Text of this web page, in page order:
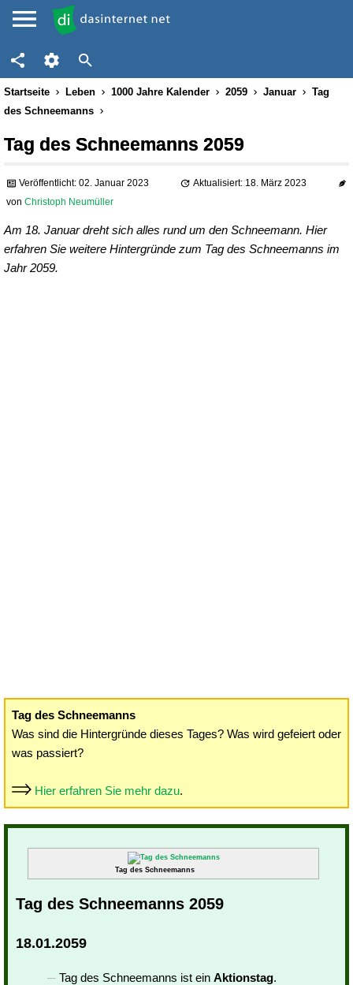
Startseite Leben 1000 Jahre Kalender 2059 Januar
Tag
des Schneemanns
Tag des Schneemanns 2059
Veröffentlicht: 02. Januar 2023
Aktualisiert: 18. März 2023
von Christoph Neumüller
Am 18. Januar dreht sich alles rund um den Schneemann. Hier
erfahren Sie weitere Hintergründe zum Tag des Schneemanns im
Jahr 2059.
Tag des Schneemanns
Was sind die Hintergründe dieses Tages? Was wird gefeiert oder
was passiert?
Hier erfahren Sie mehr dazu.
Tag des Schneemanns
Tag des Schneemanns 2059
18.01.2059
Tag des Schneemanns ist ein Aktionstag.